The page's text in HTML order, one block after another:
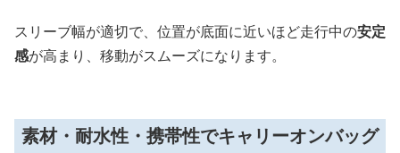
スリーブ幅が適切で、位置が底面に近いほど走行中の安定
感が高まり、移動がスムーズになります。
素材・耐水性・携帯性でキャリーオンバッグ